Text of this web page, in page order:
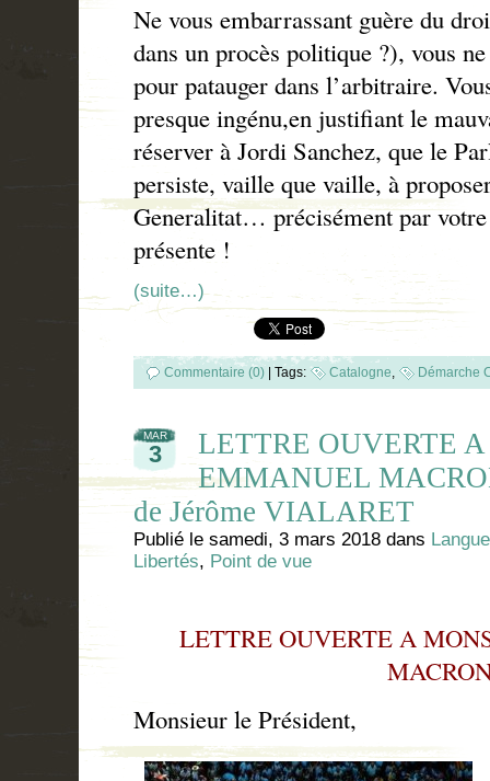
Ne vous embarrassant guère du
dans un procès politique ?), vous
pour patauger dans l’arbitraire.
presque ingénu,en justifiant le
réserver à Jordi Sanchez, que le
persiste, vaille que vaille, à
Generalitat… précisément par votre
présente !
(suite…)
Commentaire (0) | Tags: Catalogne Démarche
MAR
3
LETTRE OUVERTE
EMMANUEL
de Jérôme VIALARET
Publié le samedi, 3 mars 2018 dans
Libertés, Point de vue
LETTRE OUVERTE A
Monsieur le Président,